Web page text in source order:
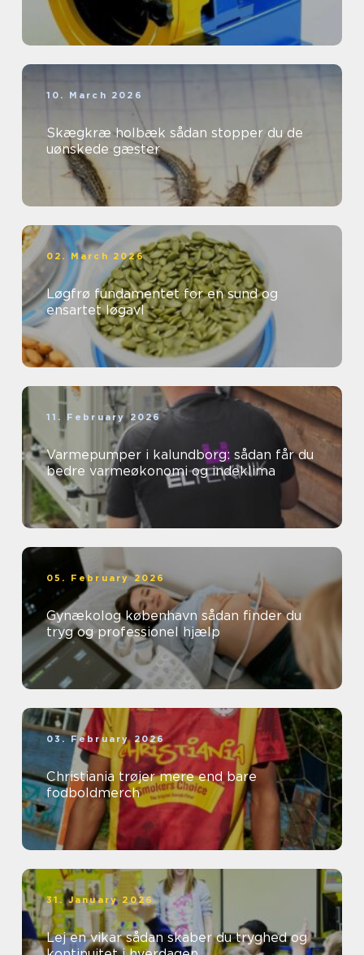
10. March 2026
Skægkræ holbæk sådan stopper du de
uønskede gæster
02. March 2026
Løgfrø fundamentet for en sund og
ensartet løgavl
11. February 2026
Varmepumper i kalundborg: sådan får du
bedre varmeøkonomi og indeklima
05. February 2026
Gynækolog københavn sådan finder du
tryg og professionel hjælp
03. February 2026
Christiania trøjer mere end bare
fodboldmerch
31. January 2026
Lej en vikar sådan skaber du tryghed og